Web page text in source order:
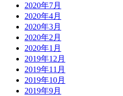
2020年7月
2020年4月
2020年3月
2020年2月
2020年1月
2019年12月
2019年11月
2019年10月
2019年9月